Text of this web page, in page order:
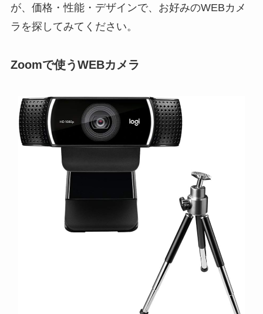
が、価格・性能・デザインで、お好みのWEBカメ
ラを探してみてください。
Zoomで使うWEBカメラ